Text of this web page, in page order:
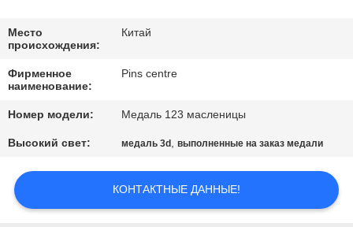
НОВОСТИ
СЛУЧАИ
КАРТА
САЙТА
Место
происхождения:
Китай
Фирменное
наименование:
Pins centre
Номер модели: Медаль 123 масленицы
Высокий свет: медаль 3d ,выполненные на заказ медали
КОНТАКТНЫЕ ДАННЫЕ!